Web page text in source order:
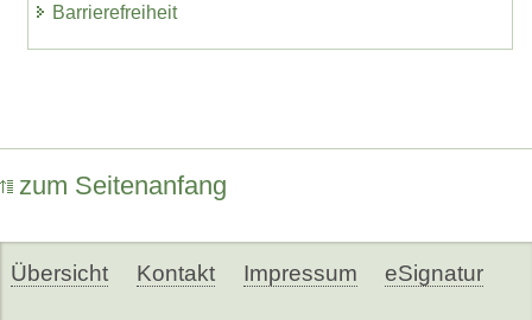
Barrierefreiheit
zum Seitenanfang
Übersicht Kontakt Impressum eSignatur